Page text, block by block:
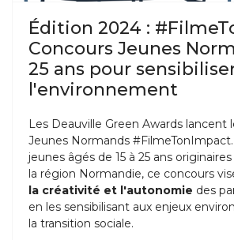
Édition 2024 :
Concours Jeunes
25 ans pour
l'environnement
Les Deauville Green Awards lancent
Jeunes Normands
jeunes âgés de 15 à 25 ans
la région Normandie, ce concours
la créativité et l'autonomie des
en les sensibilisant aux enjeux
la transition sociale.